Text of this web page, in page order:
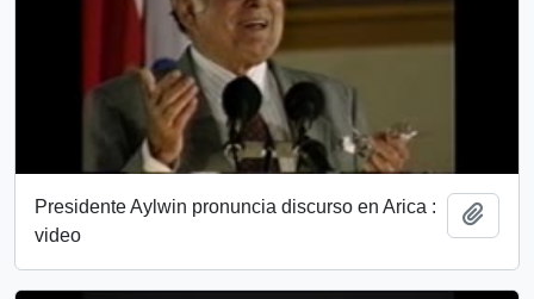
Presidente Aylwin pronuncia discurso en Arica :
video